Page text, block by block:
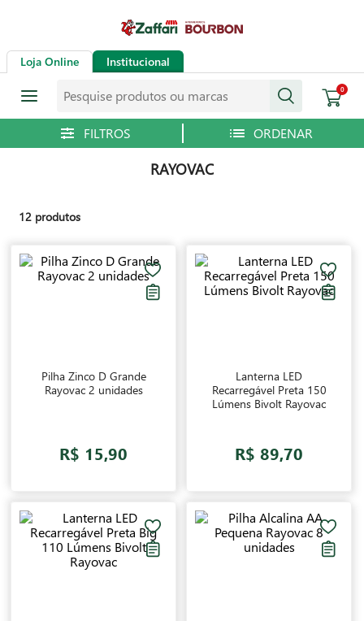
Loja Online Institucional
0
RAYOVAC
12 produtos
Pilha Zinco D Grande
Rayovac 2 unidades
R$ 15,90
Lanterna LED
Recarregável Preta 150
Lúmens Bivolt Rayovac
R$ 89,70